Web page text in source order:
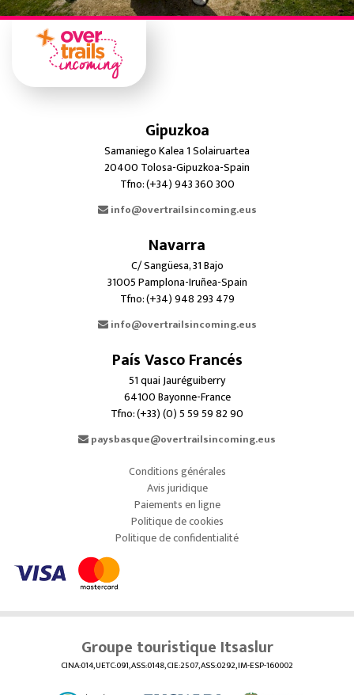
Gipuzkoa
Samaniego Kalea 1 Solairuartea
20400 Tolosa-Gipuzkoa-Spain
Tfno: (+34) 943 360 300
info@overtrailsincoming.eus
Navarra
C/ Sangüesa, 31 Bajo
31005 Pamplona-Iruñea-Spain
Tfno: (+34) 948 293 479
info@overtrailsincoming.eus
País Vasco Francés
51 quai Jauréguiberry
64100 Bayonne-France
Tfno: (+33) (0) 5 59 59 82 90
paysbasque@overtrailsincoming.eus
Conditions générales
Avis juridique
Paiements en ligne
Politique de cookies
Politique de confidentialité
Groupe touristique Itsaslur
CINA:014, UETC:091, ASS:0148, CIE:2507, ASS:0292, IM-ESP-160002